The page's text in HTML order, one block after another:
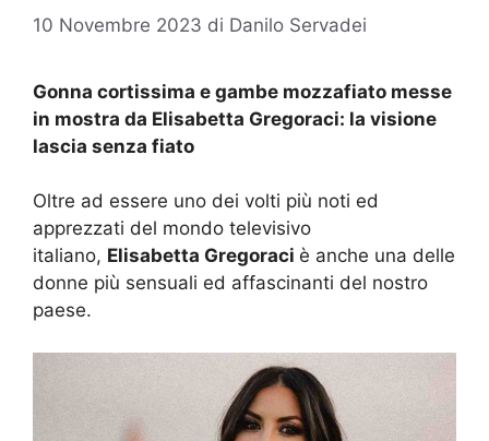
10 Novembre 2023 di Danilo Servadei
Gonna cortissima e gambe mozzafiato messe
in mostra da Elisabetta Gregoraci: la visione
lascia senza fiato
Oltre ad essere uno dei volti più noti ed
apprezzati del mondo televisivo
italiano, Elisabetta Gregoraci è anche una delle
donne più sensuali ed affascinanti del nostro
paese.